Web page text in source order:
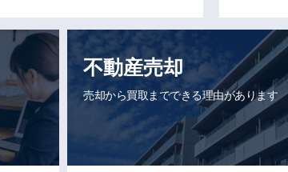
不動産売却
売却から買取までできる理由があります